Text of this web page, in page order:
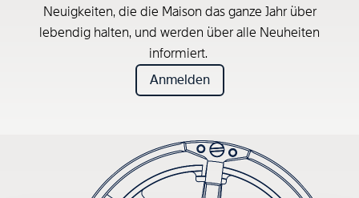
Neuigkeiten, die die Maison das ganze Jahr über
lebendig halten, und werden über alle Neuheiten
informiert.
Anmelden